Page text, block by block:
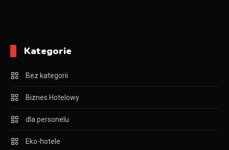
Kategorie
Bez kategorii
Biznes Hotelowy
dla personelu
Eko-hotele